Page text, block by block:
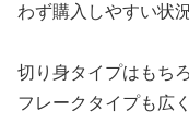
わず購入しやすい状
切り身タイプはもち
フレークタイプも広